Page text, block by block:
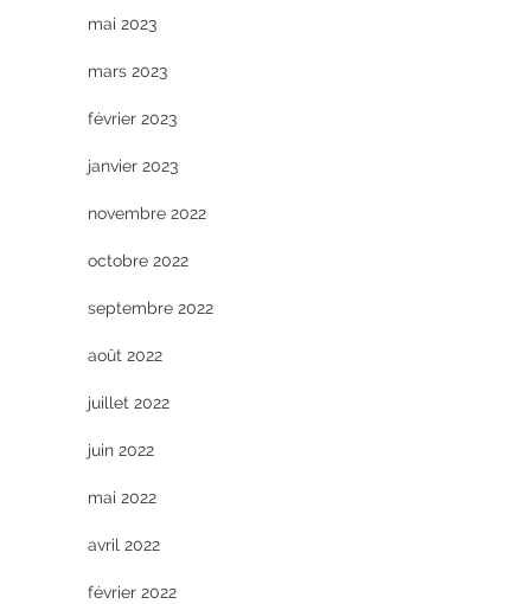
mai 2023
mars 2023
février 2023
janvier 2023
novembre 2022
octobre 2022
septembre 2022
août 2022
juillet 2022
juin 2022
mai 2022
avril 2022
février 2022